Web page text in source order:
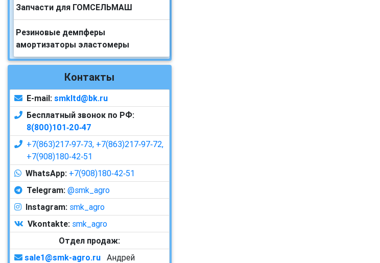
Запчасти для ГОМСЕЛЬМАШ
Резиновые демпферы
амортизаторы эластомеры
Контакты
E-mail: smkltd@bk.ru
Бесплатный звонок по РФ:
8(800)101‑20‑47
+7(863)217‑97‑73, +7(863)217‑97‑72,
+7(908)180‑42‑51
WhatsApp: +7(908)180‑42‑51
Telegram: @smk_agro
Instagram: smk_agro
Vkontakte: smk_agro
Отдел продаж:
sale1@smk-agro.ru Андрей